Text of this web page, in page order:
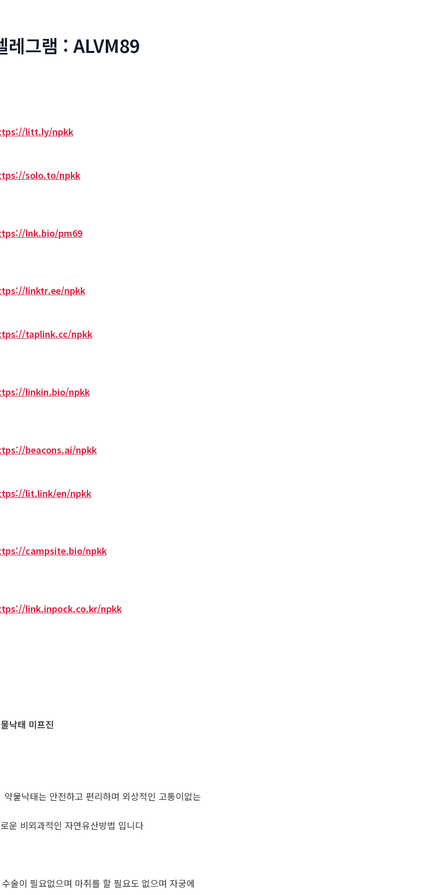
레그램 : ALVM89
litt.ly/npkk
solo.to/npkk
lnk.bio/pm69
linktr.ee/npkk
taplink.cc/npkk
linkin.bio/npkk
beacons.ai/npkk
lit.link/en/npkk
campsite.bio/npkk
link.inpock.co.kr/npkk
낙태 미프진
물낙태는 안전하고 편리하며 외상적인 고통이없는
운 비외과적인 자연유산방법 입니다
술이 필요없으며 마취를 할 필요도 없으며 자궁에